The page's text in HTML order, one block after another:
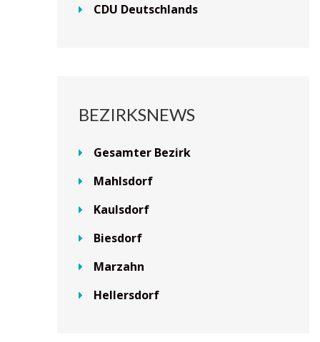
CDU Deutschlands
BEZIRKSNEWS
Gesamter Bezirk
Mahlsdorf
Kaulsdorf
Biesdorf
Marzahn
Hellersdorf